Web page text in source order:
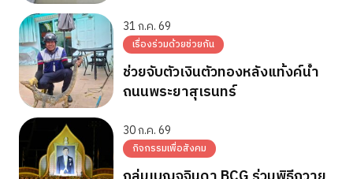
31 ก.ค. 69
เรื่องร่วมด้วยช่วยกัน
ช่วยจับตัวเงินตัวทองหลังแท้งค์น้ำ
ถนนพระยาสุเรนทร์
30 ก.ค. 69
กิจกรรมเพื่อสังคม